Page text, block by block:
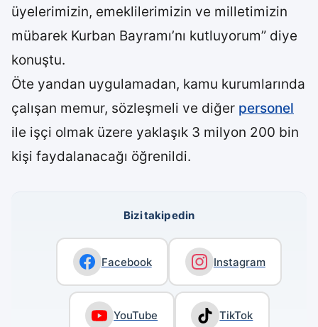
üyelerimizin, emeklilerimizin ve milletimizin
mübarek Kurban Bayramı’nı kutluyorum” diye
konuştu.
Öte yandan uygulamadan, kamu kurumlarında
çalışan memur, sözleşmeli ve diğer personel
ile işçi olmak üzere yaklaşık 3 milyon 200 bin
kişi faydalanacağı öğrenildi.
Bizi takip edin
Facebook Instagram
YouTube TikTok